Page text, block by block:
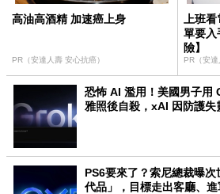
高油高酒精 加速癌上身
PR（安達人壽 安心抗癌）
上班
單要入
險】
PR（安達
恐怖 AI 濫用！美國男子用
雅照後自殺，xAI 因防護失
PS6要來了？索尼總裁曝
代品」，目標走出客廳、